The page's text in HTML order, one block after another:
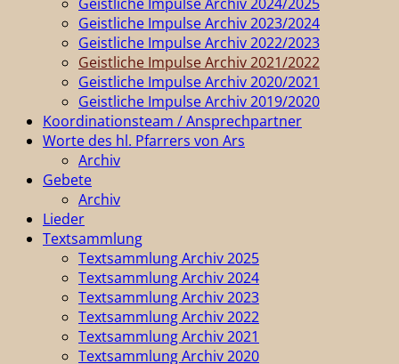
Geistliche Impulse Archiv 2023/2024
Geistliche Impulse Archiv 2022/2023
Geistliche Impulse Archiv 2021/2022
Geistliche Impulse Archiv 2020/2021
Geistliche Impulse Archiv 2019/2020
Koordinationsteam / Ansprechpartner
Worte des hl. Pfarrers von Ars
Archiv
Gebete
Archiv
Lieder
Textsammlung
Textsammlung Archiv 2025
Textsammlung Archiv 2024
Textsammlung Archiv 2023
Textsammlung Archiv 2022
Textsammlung Archiv 2021
Textsammlung Archiv 2020